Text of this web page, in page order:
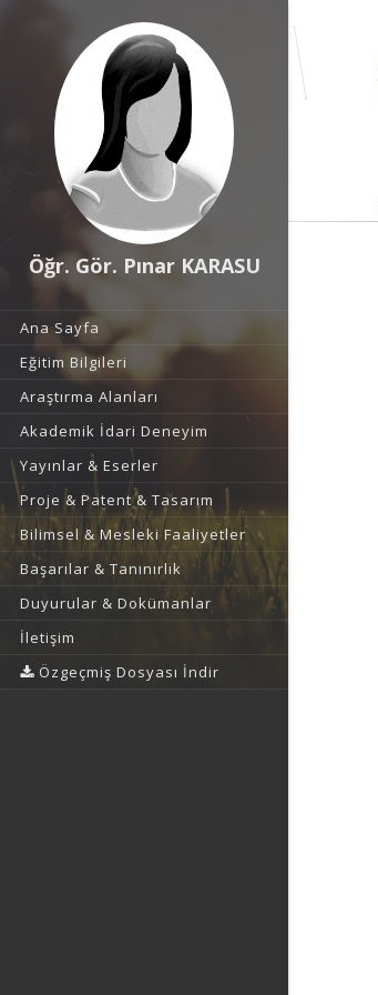
Öğr. Gör. Pınar KARASU
Ana Sayfa
Eğitim Bilgileri
Araştırma Alanları
Akademik İdari Deneyim
Yayınlar & Eserler
Proje & Patent & Tasarım
Bilimsel & Mesleki Faaliyetler
Başarılar & Tanınırlık
Duyurular & Dokümanlar
İletişim
Özgeçmiş Dosyası İndir